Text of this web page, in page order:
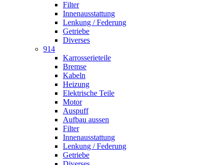
Filter
Innenausstattung
Lenkung / Federung
Getriebe
Diverses
914
Karrosserieteile
Bremse
Kabeln
Heizung
Elektrische Teile
Motor
Auspuff
Aufbau aussen
Filter
Innenausstattung
Lenkung / Federung
Getriebe